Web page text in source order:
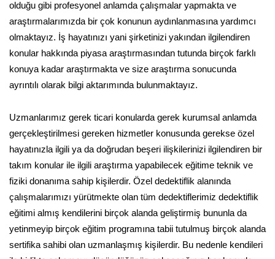
olduğu gibi profesyonel anlamda çalışmalar yapmakta ve
araştırmalarımızda bir çok konunun aydınlanmasına yardımcı
olmaktayız. İş hayatınızı yani şirketinizi yakından ilgilendiren
konular hakkında piyasa araştırmasından tutunda birçok farklı
konuya kadar araştırmakta ve size araştırma sonucunda
ayrıntılı olarak bilgi aktarımında bulunmaktayız.
Uzmanlarımız gerek ticari konularda gerek kurumsal anlamda
gerçekleştirilmesi gereken hizmetler konusunda gerekse özel
hayatınızla ilgili ya da doğrudan beşeri ilişkilerinizi ilgilendiren bir
takım konular ile ilgili araştırma yapabilecek eğitime teknik ve
fiziki donanıma sahip kişilerdir. Özel dedektiflik alanında
çalışmalarımızı yürütmekte olan tüm dedektiflerimiz dedektiflik
eğitimi almış kendilerini birçok alanda geliştirmiş bununla da
yetinmeyip birçok eğitim programına tabii tutulmuş birçok alanda
sertifika sahibi olan uzmanlaşmış kişilerdir. Bu nedenle kendileri